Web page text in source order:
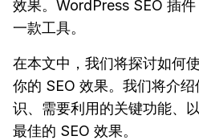
效果。WordPress SEO 插
一款工具。
在本文中，我们将探讨如何
你的 SEO 效果。我们将介
识、需要利用的关键功能、
最佳的 SEO 效果。